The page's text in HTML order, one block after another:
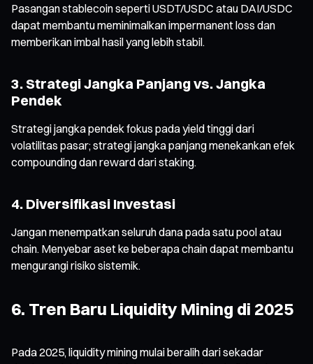
Pasangan stablecoin seperti USDT/USDC atau DAI/USDC
dapat membantu meminimalkan impermanent loss dan
memberikan imbal hasil yang lebih stabil.
3. Strategi Jangka Panjang vs. Jangka
Pendek
Strategi jangka pendek fokus pada yield tinggi dari
volatilitas pasar; strategi jangka panjang menekankan efek
compounding dan reward dari staking.
4. Diversifikasi Investasi
Jangan menempatkan seluruh dana pada satu pool atau
chain. Menyebar aset ke beberapa chain dapat membantu
mengurangi risiko sistemik.
6. Tren Baru Liquidity Mining di 2025
Pada 2025, liquidity mining mulai beralih dari sekadar